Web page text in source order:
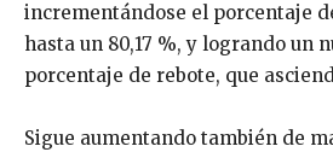
incrementándose el porcentaje
hasta un 80,17 %, y logrando un
porcentaje de rebote, que
Sigue aumentando también de